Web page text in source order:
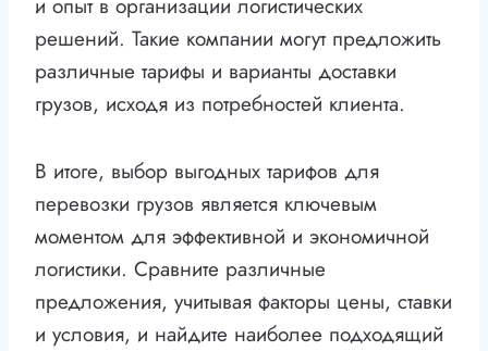
и опыт в организации логистических
решений. Такие компании могут предложить
различные тарифы и варианты доставки
грузов, исходя из потребностей клиента.
В итоге, выбор выгодных тарифов для
перевозки грузов является ключевым
моментом для эффективной и экономичной
логистики. Сравните различные
предложения, учитывая факторы цены, ставки
и условия, и найдите наиболее подходящий